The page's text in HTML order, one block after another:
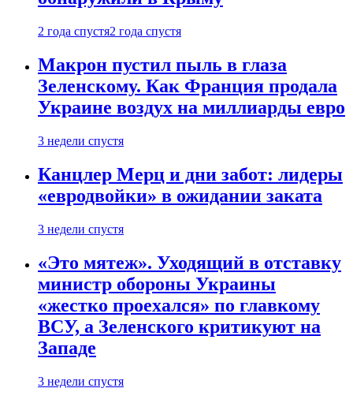
2 года спустя2 года спустя
Макрон пустил пыль в глаза
Зеленскому. Как Франция продала
Украине воздух на миллиарды евро
3 недели спустя
Канцлер Мерц и дни забот: лидеры
«евродвойки» в ожидании заката
3 недели спустя
«Это мятеж». Уходящий в отставку
министр обороны Украины
«жестко проехался» по главкому
ВСУ, а Зеленского критикуют на
Западе
3 недели спустя